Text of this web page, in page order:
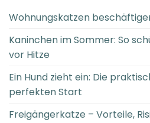
Wohnungskatzen
Kaninchen im Sommer: So
vor Hitze
Ein Hund zieht ein: Die
perfekten Start
Freigängerkatze – Vorteile,